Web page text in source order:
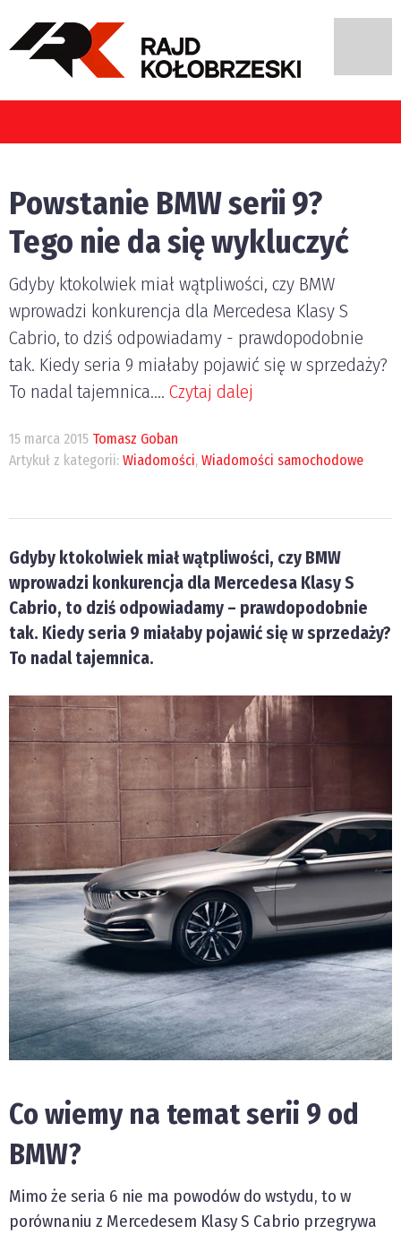
Powstanie BMW serii 9?
Tego nie da się wykluczyć
Gdyby ktokolwiek miał wątpliwości, czy BMW
wprowadzi konkurencja dla Mercedesa Klasy S
Cabrio, to dziś odpowiadamy - prawdopodobnie
tak. Kiedy seria 9 miałaby pojawić się w sprzedaży?
To nadal tajemnica.... Czytaj dalej
15 marca 2015 Tomasz Goban
Artykuł z kategorii: Wiadomości, Wiadomości samochodowe
Gdyby ktokolwiek miał wątpliwości, czy BMW
wprowadzi konkurencja dla Mercedesa Klasy S
Cabrio, to dziś odpowiadamy – prawdopodobnie
tak. Kiedy seria 9 miałaby pojawić się w sprzedaży?
To nadal tajemnica.
Co wiemy na temat serii 9 od
BMW?
Mimo że seria 6 nie ma powodów do wstydu, to w
porównaniu z Mercedesem Klasy S Cabrio przegrywa